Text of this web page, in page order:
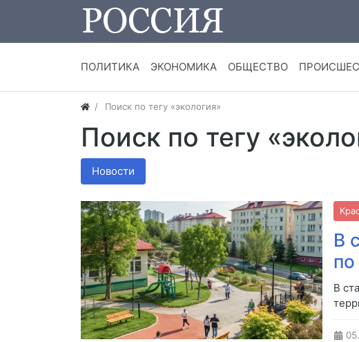
ПОЛИТИКА ЭКОНОМИКА ОБЩЕСТВО
Поиск по тегу «экология»
Поиск по тегу
Новости
В
В